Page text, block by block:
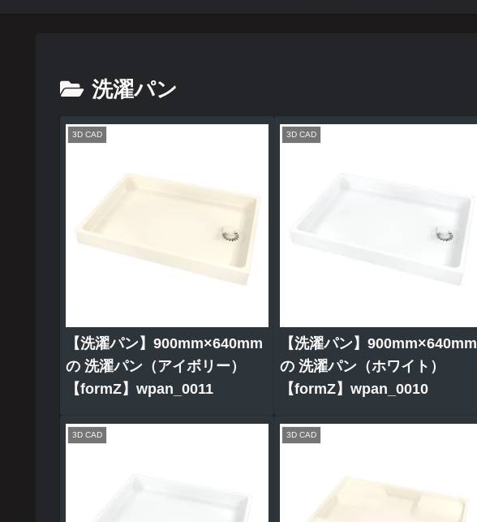
洗濯パン
3D CAD
【洗濯パン】900mm×640mm
の 洗濯パン（アイボリー）
【formZ】wpan_0011
3D CAD
【洗濯パン】900mm×640mm
の 洗濯パン（ホワイト）
【formZ】wpan_0010
3D CAD 3D CAD